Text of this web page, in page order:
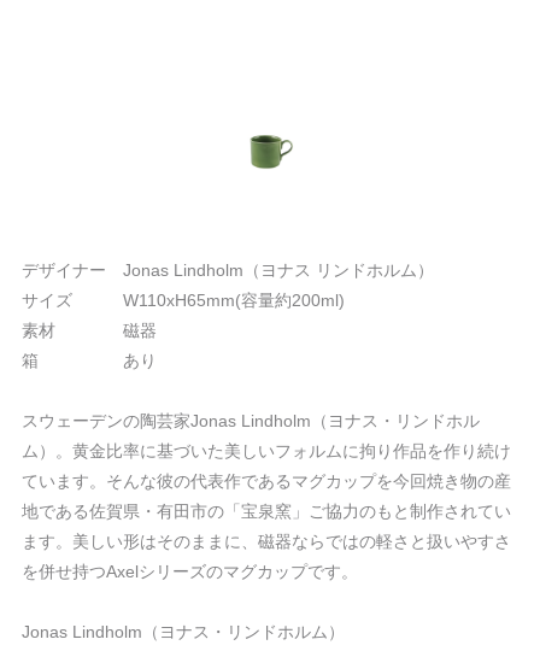
デザイナー Jonas Lindholm（ヨナス リンドホルム）
サイズ W110xH65mm(容量約200ml)
素材 磁器
箱 あり
スウェーデンの陶芸家Jonas Lindholm（ヨナス・リンドホル
ム）。黄金比率に基づいた美しいフォルムに拘り作品を作り続け
ています。そんな彼の代表作であるマグカップを今回焼き物の産
地である佐賀県・有田市の「宝泉窯」ご協力のもと制作されてい
ます。美しい形はそのままに、磁器ならではの軽さと扱いやすさ
を併せ持つAxelシリーズのマグカップです。
Jonas Lindholm（ヨナス・リンドホルム）